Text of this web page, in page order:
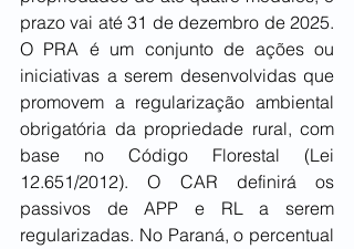
prazo vai até 31 de dezembro de 2025.
O PRA é um conjunto de ações ou
iniciativas a serem desenvolvidas que
promovem a regularização ambiental
obrigatória da propriedade rural, com
base no Código Florestal (Lei
12.651/2012). O CAR definirá os
passivos de APP e RL a serem
regularizadas. No Paraná, o percentual